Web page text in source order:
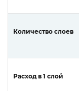
Количество слоев
Расход в 1 слой